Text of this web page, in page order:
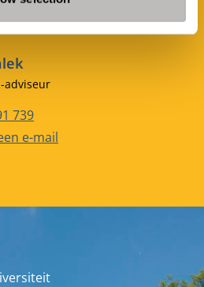
adviseur
739
e-mail